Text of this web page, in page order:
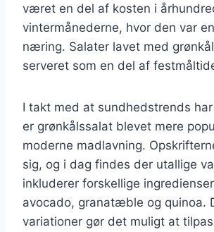
været en del af kosten i
vintermånederne, hvor den var
næring. Salater lavet med
serveret som en del af
I takt med at sundhedstrends
er grønkålssalat blevet mere
moderne madlavning.
sig, og i dag findes der utallige
inkluderer forskellige
avocado, granatæble og quinoa.
variationer gør det muligt at